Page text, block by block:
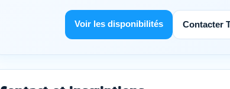
Voir les disponibilités Contacter